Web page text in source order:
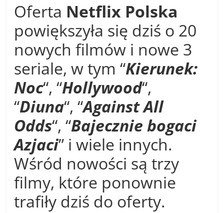
Oferta Netflix Polska
powiększyła się dziś o 20
nowych filmów i nowe 3
seriale, w tym “Kierunek:
Noc“, “Hollywood“,
“Diuna“, “Against All
Odds“, “Bajecznie bogaci
Azjaci” i wiele innych.
Wśród nowości są trzy
filmy, które ponownie
trafiły dziś do oferty.